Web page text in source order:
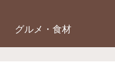
グルメ・食材